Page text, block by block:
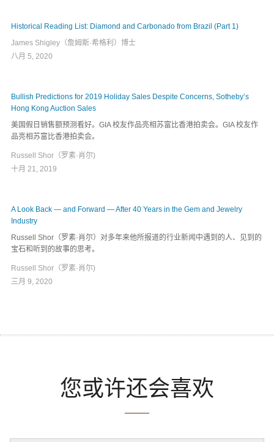
Historical Reading List: Diamond and Carbonado from Brazil (Part 1)
James Shigley（詹姆斯·希格利）博士
八月 5, 2020
Bullish Predictions for 2019 Holiday Sales Despite Concerns, Sotheby’s
Hong Kong Auction Sales
美国假日销售额预测看好。GIA 校友作品亮相苏富比香港拍卖会。GIA 校友作
品亮相苏富比香港拍卖会。
Russell Shor（罗素·肖尔)
十月 21, 2019
A Look Back — and Forward — After 40 Years in the Gem and Jewelry
Industry
Russell Shor（罗素·肖尔）对多年来他所报道的行业新闻中遇到的人、见到的
宝石和听到的故事的思考。
Russell Shor（罗素·肖尔)
三月 9, 2020
您或许还会喜欢